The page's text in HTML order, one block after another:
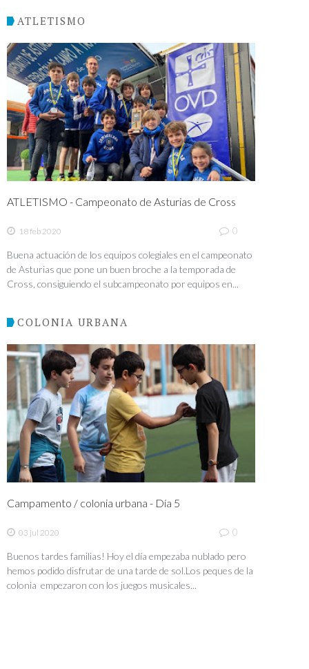
ATLETISMO
ATLETISMO - Campeonato de Asturias de Cross
18 feb 2020 0
Buena actuación de los equipos colegiales en el campeonato
de Asturias que pone un buen broche a la temporada de
Cross, consiguiendo el subcampeonato por equipos en...
COLONIA URBANA
Campamento / colonia urbana - Día 5
03 jul 2020 0
Buenos tardes familias! Hoy el día empezaba nublado pero
hemos podido disfrutar de una tarde de sol.Los peques de la
colonia empezaron con los juegos musicales...